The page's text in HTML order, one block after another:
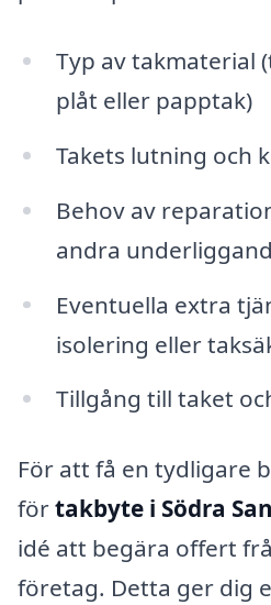
Typ av takmaterial
plåt eller papptak)
Takets lutning och
Behov av
andra
Eventuella extra
isolering eller
Tillgång till taket
För att få en tydligare
förtakbyte i Södra
idé att begära offert
företag. Detta ger dig